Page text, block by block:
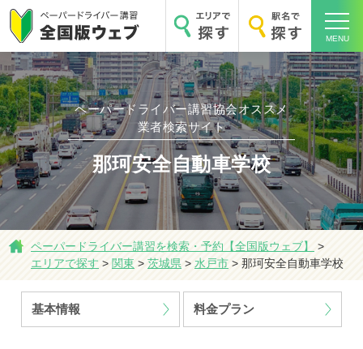
MENU
ホーム
エリアで探す
ペーパードライバー講習協会オススメ
業者検索サイト
那珂安全自動車学校
ペーパードライバー講習を検索・予約【全国版ウェブ】
>
エリアで探す > 関東 > 茨城県 > 水戸市 > 那珂安全自動車学校
基本情報 料金プラン